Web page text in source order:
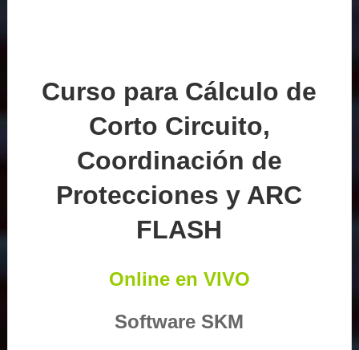
Curso para Cálculo de
Corto Circuito,
Coordinación de
Protecciones y ARC
FLASH
Online en VIVO
Software SKM